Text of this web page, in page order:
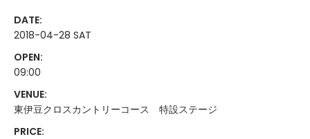
DATE:
2018-04-28 SAT
OPEN:
09:00
VENUE:
東伊豆クロスカントリーコース 特設ステージ
PRICE: